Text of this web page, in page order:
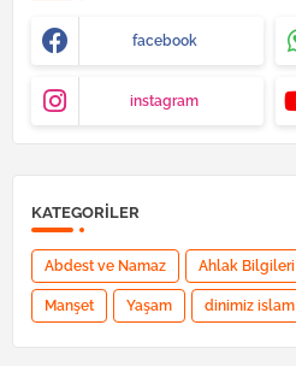
facebook
instagram
KATEGORILER
Abdest ve Namaz Ahlak Bilgileri
Manşet Yaşam dinimiz islam